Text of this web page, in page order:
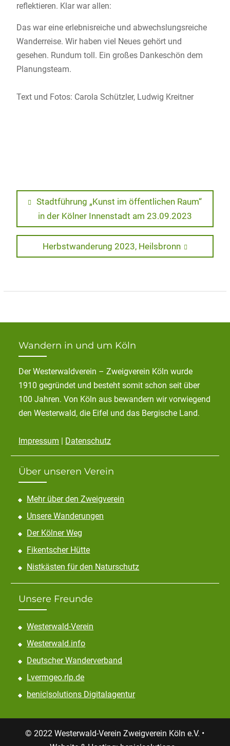
reflektieren. Klar war allen:
Das war eine erlebnisreiche und abwechslungsreiche
Wanderreise. Wir haben viel Neues gehört und
gesehen. Rundum toll. Ein großes Dankeschön dem
Planungsteam.
Text und Fotos: Carola Schützler, Ludwig Kreitner
Beitragsnavigation
Previous
post:
Stadtführung „Kunst im öffentlichen Raum“
in der Kölner Innenstadt am 23.09.2023
Next
post:
Herbstwanderung 2023, Heilsbronn
Wandern in und um Köln
Der Westerwaldverein – Zweigverein Köln wurde
1910 gegründet und besteht somit schon seit über
100 Jahren. Von Köln aus bewandern wir vorwiegend
den Westerwald, die Eifel und das Bergische Land.
Impressum | Datenschutz
Über unseren Verein
Mehr über den Zweigverein
Unsere Wanderungen
Der Kölner Weg
Fikentscher Hütte
Nistkästen für den Naturschutz
Unsere Freunde
Westerwald-Verein
Westerwald.info
Deutscher Wanderverband
Lvermgeo.rlp.de
benic|solutions Digitalagentur
© 2022 Westerwald-Verein Zweigverein Köln e.V. •